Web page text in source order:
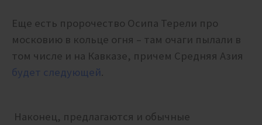
Еще есть пророчество Осипа Терели про
московию в кольце огня – там очаги пылали в
том числе и на Кавказе, причем Средняя Азия
будет следующей.
Наконец, предлагаются и обычные